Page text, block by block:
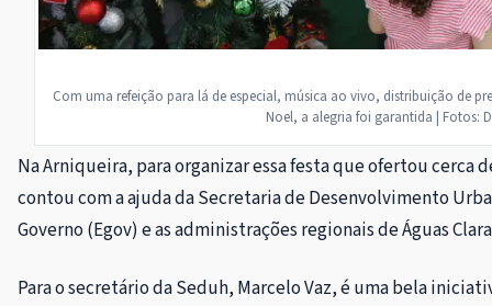
Com uma refeição para lá de especial, música ao vivo, distribuição de
Noel, a alegria foi garantida | Fotos:
Na Arniqueira, para organizar essa festa que ofertou cerca
contou com a ajuda da Secretaria de Desenvolvimento
Governo (Egov) e as administrações regionais de Águas
Para o secretário da Seduh, Marcelo Vaz, é uma bela